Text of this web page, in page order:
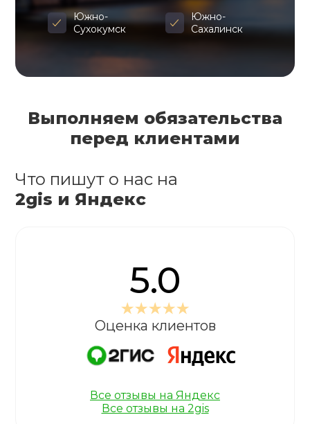
Южно-
Сухокумск
Южно-
Сахалинск
Выполняем обязательства
перед клиентами
Что пишут о нас на
2gis и Яндекс
5.0
Оценка клиентов
Все отзывы на Яндекс
Все отзывы на 2gis